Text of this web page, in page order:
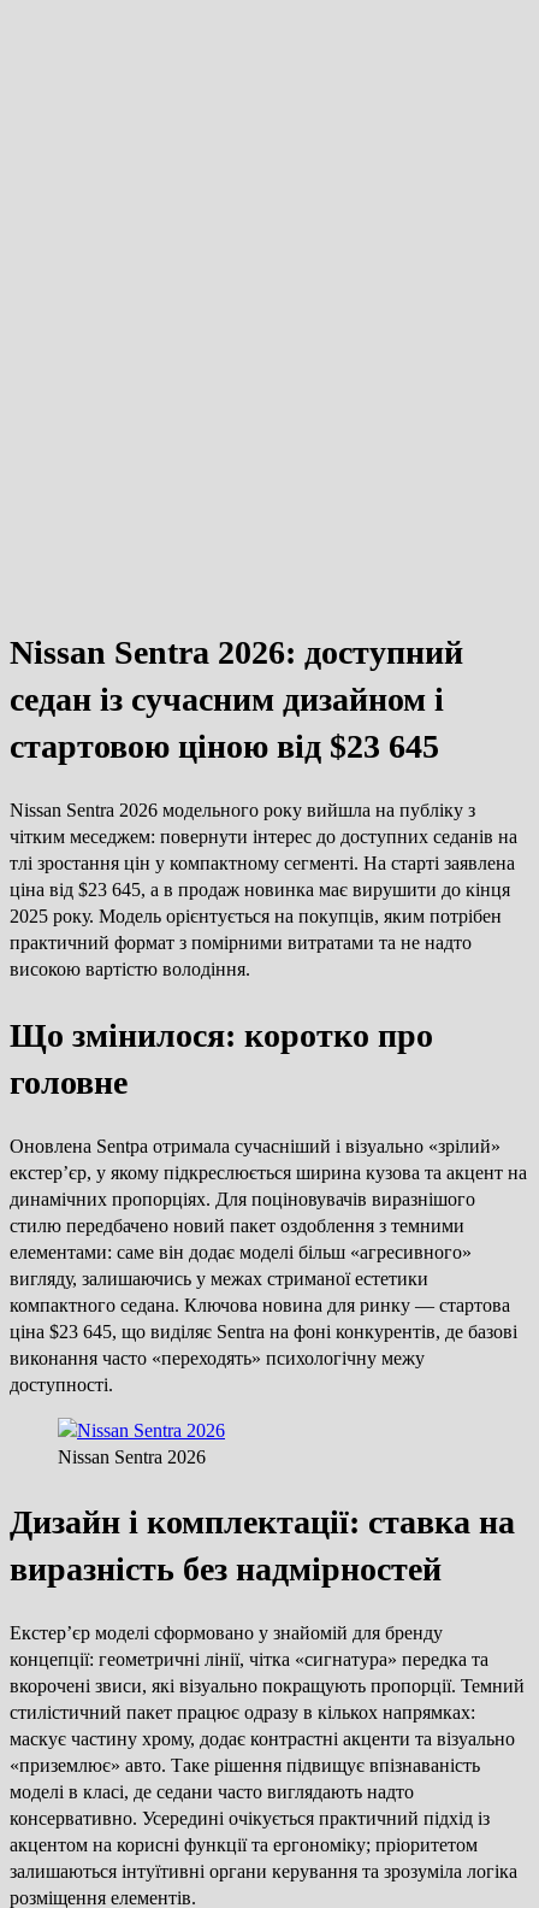
Nissan Sentra 2026: доступний
седан із сучасним дизайном і
стартовою ціною від $23 645
Nissan Sentra 2026 модельного року вийшла на публіку з
чітким меседжем: повернути інтерес до доступних седанів на
тлі зростання цін у компактному сегменті. На старті заявлена
ціна від $23 645, а в продаж новинка має вирушити до кінця
2025 року. Модель орієнтується на покупців, яким потрібен
практичний формат з помірними витратами та не надто
високою вартістю володіння.
Що змінилося: коротко про
головне
Оновлена Sentра отримала сучасніший і візуально «зрілий»
екстер’єр, у якому підкреслюється ширина кузова та акцент на
динамічних пропорціях. Для поціновувачів виразнішого
стилю передбачено новий пакет оздоблення з темними
елементами: саме він додає моделі більш «агресивного»
вигляду, залишаючись у межах стриманої естетики
компактного седана. Ключова новина для ринку — стартова
ціна $23 645, що виділяє Sentra на фоні конкурентів, де базові
виконання часто «переходять» психологічну межу
доступності.
Nissan Sentra 2026
Дизайн і комплектації: ставка на
виразність без надмірностей
Екстер’єр моделі сформовано у знайомій для бренду
концепції: геометричні лінії, чітка «сигнатура» передка та
вкорочені звиси, які візуально покращують пропорції. Темний
стилістичний пакет працює одразу в кількох напрямках:
маскує частину хрому, додає контрастні акценти та візуально
«приземлює» авто. Таке рішення підвищує впізнаваність
моделі в класі, де седани часто виглядають надто
консервативно. Усередині очікується практичний підхід із
акцентом на корисні функції та ергономіку; пріоритетом
залишаються інтуїтивні органи керування та зрозуміла логіка
розміщення елементів.